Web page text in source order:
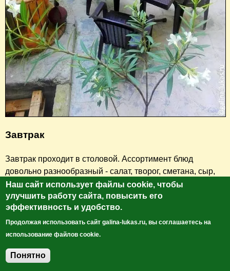
Завтрак
Завтрак проходит в столовой. Ассортимент блюд
довольно разнообразный - салат, творог, сметана, сыр,
мясная нарезка, овощи, сосиски, вареные яйца, печенье,
чай/кофе и пр.
Наш сайт использует файлы cookie, чтобы
улучшить работу сайта, повысить его
эффективность и удобство.
Продолжая использовать сайт galina-lukas.ru, вы соглашаетесь на
использование файлов cookie.
Понятно